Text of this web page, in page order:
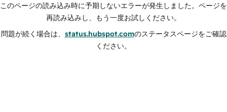
このページの読み込み時に予期しないエラーが発生しました。ページを
再読み込みし、もう一度お試しください。
問題が続く場合は、 status.hubspot.comのステータスページをご確認
ください。